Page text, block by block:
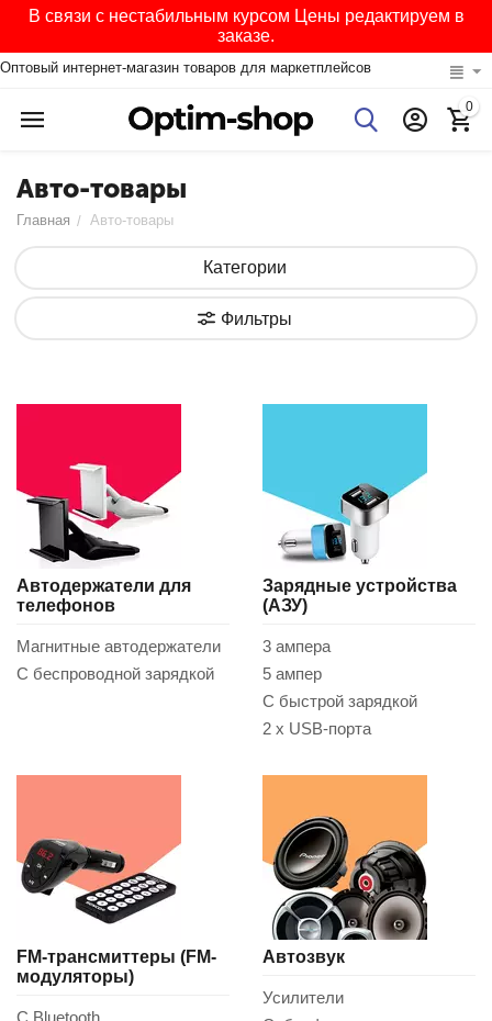
В связи с нестабильным курсом Цены редактируем в
заказе.
Оптовый интернет-магазин товаров для маркетплейсов
0
Авто-товары
Главная / Авто-товары
Категории
Фильтры
Автодержатели для
телефонов
Магнитные автодержатели
С беспроводной зарядкой
Зарядные устройства
(АЗУ)
3 ампера
5 ампер
С быстрой зарядкой
2 x USB-порта
FM-трансмиттеры (FM-
модуляторы)
Автозвук
Усилители